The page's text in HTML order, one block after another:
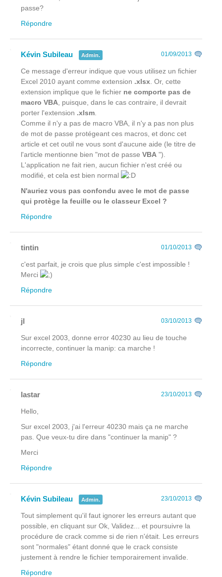
passe?
Répondre
Kévin Subileau Admin. 01/09/2013
Ce message d'erreur indique que vous utilisez un fichier
Excel 2010 ayant comme extension .xlsx . Or, cette
extension implique que le fichier ne comporte pas de
macro VBA , puisque, dans le cas contraire, il devrait
porter l'extension .xlsm
Comme il n'y a pas de macro VBA, il n'y a pas non plus
de mot de passe protégeant ces macros, et donc cet
article et cet outil ne vous sont d'aucune aide (le titre de
l'article mentionne bien "mot de passe VBA ").
L'application ne fait rien, aucun fichier n'est créé ou
modifié, et cela est bien normal
N'auriez vous pas confondu avec le mot de passe
qui protège la feuille ou le classeur Excel ?
Répondre
tintin 01/10/2013
c'est parfait, je crois que plus simple c'est impossible !
Merci
Répondre
jl 03/10/2013
Sur excel 2003, donne error 40230 au lieu de touche
incorrecte, continuer la manip: ca marche !
Répondre
lastar 23/10/2013
Hello,
Sur excel 2003, j'ai l'erreur 40230 mais ça ne marche
pas. Que veux-tu dire dans "continuer la manip" ?
Merci
Répondre
Kévin Subileau Admin. 23/10/2013
Tout simplement qu'il faut ignorer les erreurs autant que
possible, en cliquant sur Ok, Validez... et poursuivre la
procédure de crack comme si de rien n'était. Les erreurs
sont "normales" étant donné que le crack consiste
justement à rendre le fichier temporairement invalide.
Répondre